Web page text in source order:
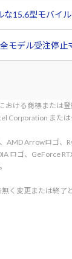
な15.6型モバイ
モデル受注停止
ける商標または登
Corporation または
Arrowロゴ、
ロゴ、GeForce
く変更または終了